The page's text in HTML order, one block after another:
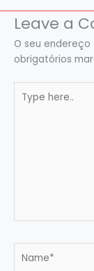
Leave a
O seu
obrigatórios
here..